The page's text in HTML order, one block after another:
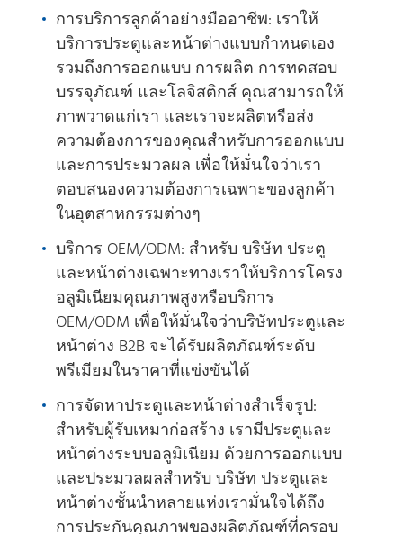
การบริการลูกค้าอย่างมืออาชีพ: เราให้
บริการประตูและหน้าต่างแบบกําหนดเอง
รวมถึงการออกแบบ การผลิต การทดสอบ
บรรจุภัณฑ์ และโลจิสติกส์ คุณสามารถให้
ภาพวาดแก่เรา และเราจะผลิตหรือส่ง
ความต้องการของคุณสําหรับการออกแบบ
และการประมวลผล เพื่อให้มั่นใจว่าเรา
ตอบสนองความต้องการเฉพาะของลูกค้า
ในอุตสาหกรรมต่างๆ
บริการ OEM/ODM: สําหรับ บริษัท ประตู
และหน้าต่างเฉพาะทางเราให้บริการโครง
อลูมิเนียมคุณภาพสูงหรือบริการ
OEM/ODM เพื่อให้มั่นใจว่าบริษัทประตูและ
หน้าต่าง B2B จะได้รับผลิตภัณฑ์ระดับ
พรีเมียมในราคาที่แข่งขันได้
การจัดหาประตูและหน้าต่างสําเร็จรูป:
สําหรับผู้รับเหมาก่อสร้าง เรามีประตูและ
หน้าต่างระบบอลูมิเนียม ด้วยการออกแบบ
และประมวลผลสําหรับ บริษัท ประตูและ
หน้าต่างชั้นนําหลายแห่งเรามั่นใจได้ถึง
การประกันคุณภาพของผลิตภัณฑ์ที่ครอบ